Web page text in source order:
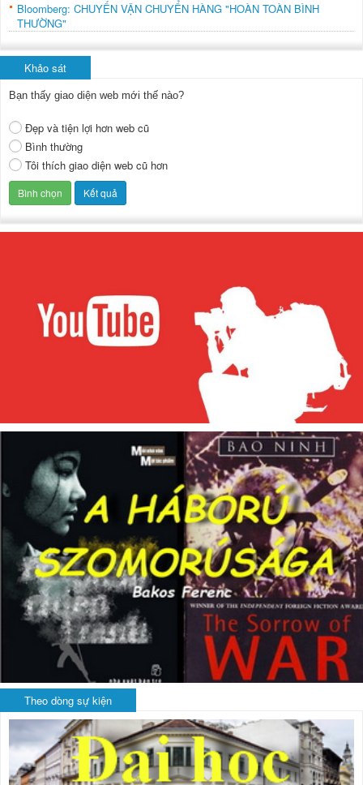
Bloomberg: CHUYẾN VẬN CHUYỂN HÀNG "HOÀN TOÀN BÌNH
THƯỜNG"
Khảo sát
Bạn thấy giao diện web mới thế nào?
Đẹp và tiện lợi hơn web cũ
Bình thường
Tôi thích giao diện web cũ hơn
Theo dòng sự kiện